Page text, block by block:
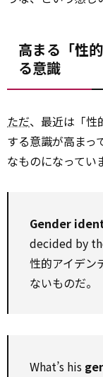
高まる「性
る意識
ただ、最近は「性
する意識が高ま
なものになってい
Gender
decided by
性的アイデン
ないものだ。
What’s his